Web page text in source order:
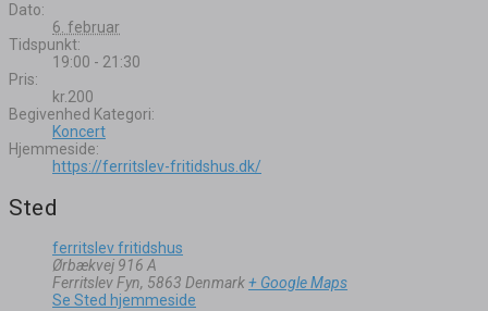
Dato:
6. februar
Tidspunkt:
19:00 - 21:30
Pris:
kr.200
Begivenhed Kategori:
Koncert
Hjemmeside:
https://ferritslev-fritidshus.dk/
Sted
ferritslev fritidshus
Ørbækvej 916 A
Ferritslev Fyn, 5863 Denmark+ Google Maps
Se Sted hjemmeside